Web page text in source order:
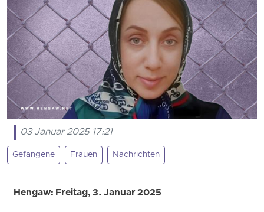
03 Januar 2025 17:21
Gefangene Frauen Nachrichten
Hengaw: Freitag, 3. Januar 2025